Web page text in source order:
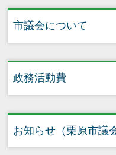
市議会について
政務活動費
お知らせ（栗原市議